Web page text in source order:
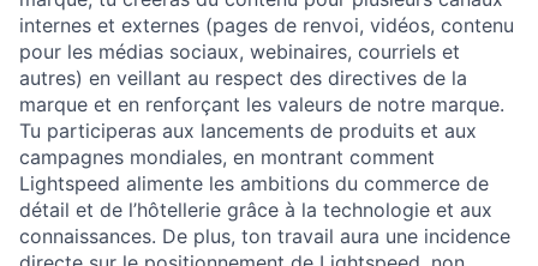
internes et externes (pages de renvoi, vidéos, contenu
pour les médias sociaux, webinaires, courriels et
autres) en veillant au respect des directives de la
marque et en renforçant les valeurs de notre marque.
Tu participeras aux lancements de produits et aux
campagnes mondiales, en montrant comment
Lightspeed alimente les ambitions du commerce de
détail et de l’hôtellerie grâce à la technologie et aux
connaissances. De plus, ton travail aura une incidence